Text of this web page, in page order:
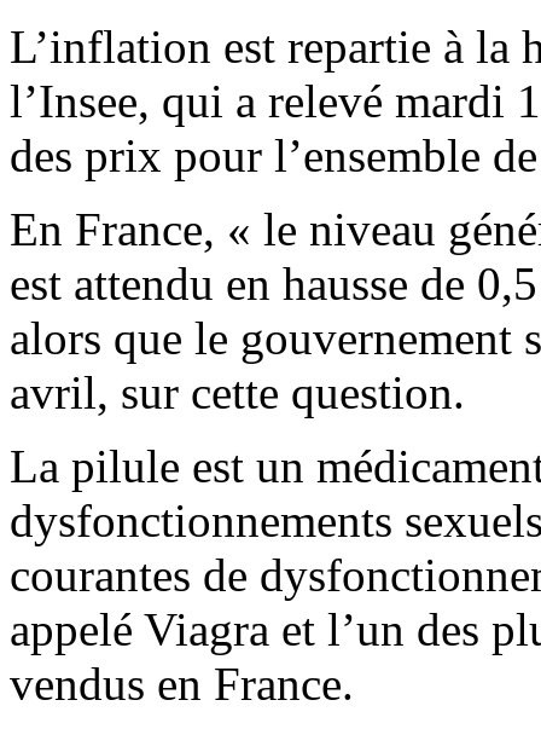
L’inflation est repartie à la
l’Insee, qui a relevé mardi
des prix pour l’ensemble
En France, « le niveau
est attendu en hausse de
alors que le gouvernement
avril, sur cette question.
La pilule est un
dysfonctionnements
courantes de
appelé Viagra et l’un des
vendus en France.